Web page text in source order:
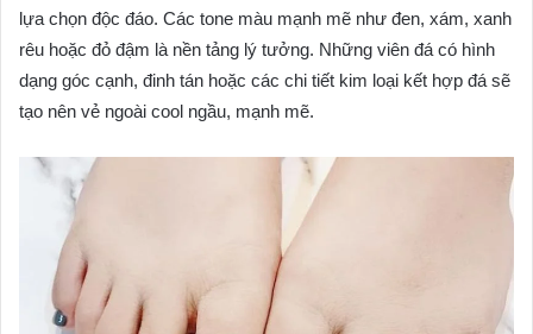
lựa chọn độc đáo. Các tone màu mạnh mẽ như đen, xám, xanh
rêu hoặc đỏ đậm là nền tảng lý tưởng. Những viên đá có hình
dạng góc cạnh, đinh tán hoặc các chi tiết kim loại kết hợp đá sẽ
tạo nên vẻ ngoài cool ngầu, mạnh mẽ.